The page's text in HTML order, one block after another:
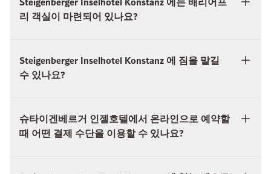
Steigenberger Inselhotel Konstanz 에 짐을 맡길
수 있나요?
슈타이겐베르거 인젤호텔에서 온라인으로 예약할
때 어떤 결제 수단을 이용할 수 있나요?
Steigenberger Inselhotel Konstanz 에 있는 레스토
랑의 영업 시간은 어떻게 되나요?